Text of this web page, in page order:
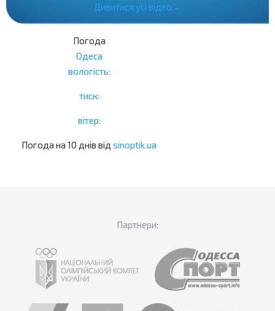
Дивитися усі відео→
Погода
Одеса
вологість:
тиск:
вітер:
Погода на 10 днів від sinoptik.ua
Партнери: